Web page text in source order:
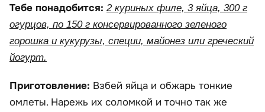
Тебе понадобится: 2 куриных филе, 3 яйца, 300 г
огурцов, по 150 г консервированного зеленого
горошка и кукурузы, специи, майонез или греческий
йогурт.
Приготовление: Взбей яйца и обжарь тонкие
омлеты. Нарежь их соломкой и точно так же